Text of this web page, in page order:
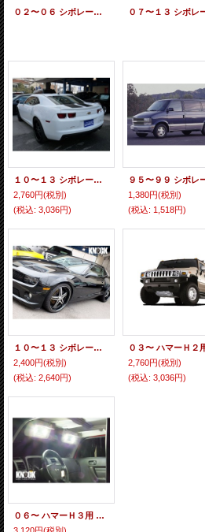
０２〜０６ シボレーアバランチ用 ルームランプLEDセット
１０〜１３ シボレーカマロ用 ナンバー灯ＬＥＤバルブセット
2,760円(税別)
(税込: 3,036円)
1,380円(税別)
(税込: 1,518円)
１０〜１３ シボレーカマロ用 ルームランプＬＥＤセット
2,400円(税別)
(税込: 2,640円)
2,760円(税別)
(税込: 3,036円)
０６〜 ハマーＨ３用 バニティミラーＬＥＤバルブセット